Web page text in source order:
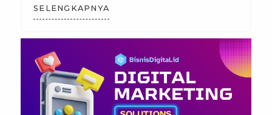
satu sektor yang berkembang pesat adalah
bisnis digital, yang menjadi bidang yang
sangat diminati oleh para mahasiswa dan
profesional yang ingin mengembangkan
keahlian di bidang ini. Tangerang Selatan,
sebagai salah satu kota berkembang di
Indonesia, […]
SELENGKAPNYA